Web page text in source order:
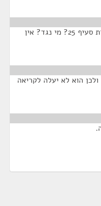
אני הודעתי על הסרה. מי בעד הסרת סעיף 25? מי נגד? אין
הוא לא יעלה לקריאה